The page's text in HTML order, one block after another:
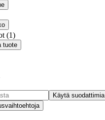
(1)
tuote
Käytä suodattimia